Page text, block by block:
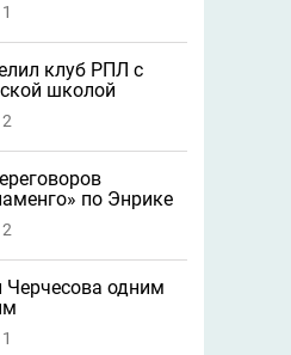
1
клуб РПЛ с
школой
2
по Энрике
2
одним
1